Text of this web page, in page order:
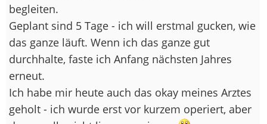
begleiten.
Geplant sind 5 Tage - ich will erstmal gucken, wie
das ganze läuft. Wenn ich das ganze gut
durchhalte, faste ich Anfang nächsten Jahres
erneut.
Ich habe mir heute auch das okay meines Arztes
geholt - ich wurde erst vor kurzem operiert, aber